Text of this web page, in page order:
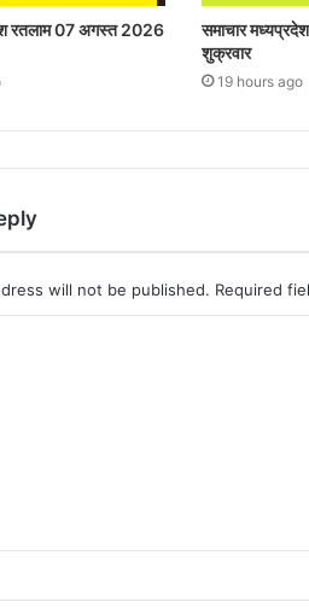
रतलाम 07 अगस्त 2026
समाचार
शुक्रवार
19 hours ago
will not be published. Required